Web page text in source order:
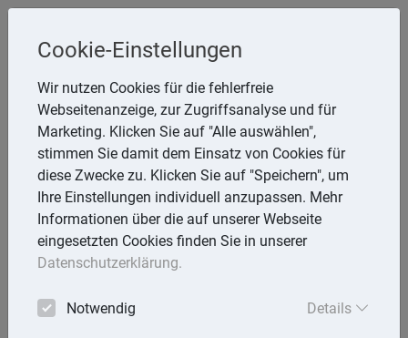
Steuerberaterin
Angela Reining
Aßmannstr. 64, 12587 Berlin
Telefon: 30 577970 -40
E-Mail:reining@steuerberaterinreining.de
Startseite
Cookie-Einstellungen
Wir nutzen Cookies für die fehlerfreie
Webseitenanzeige, zur Zugriffsanalyse und für
Marketing. Klicken Sie auf "Alle auswählen",
stimmen Sie damit dem Einsatz von Cookies für
diese Zwecke zu. Klicken Sie auf "Speichern", um
Ihre Einstellungen individuell anzupassen. Mehr
Informationen über die auf unserer Webseite
eingesetzten Cookies finden Sie in unserer
Datenschutzerklärung.
Notwendig Details